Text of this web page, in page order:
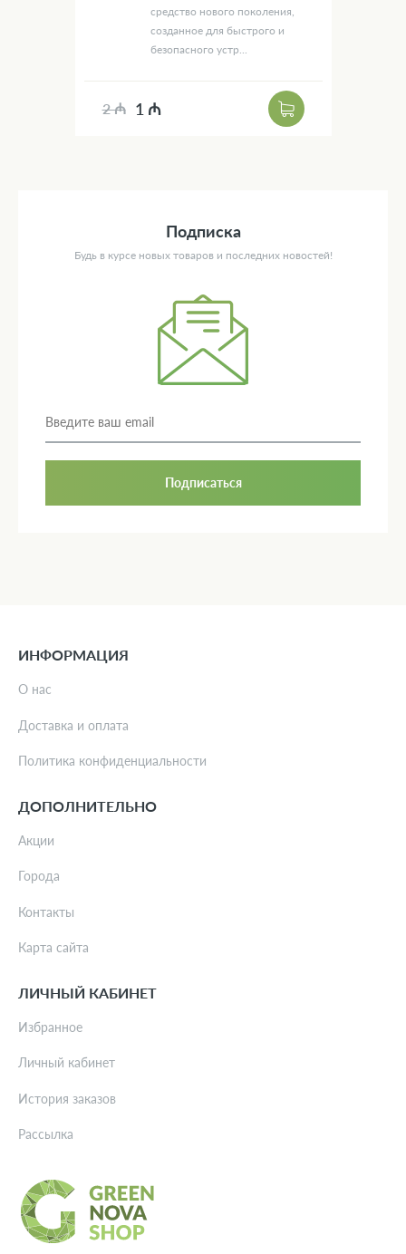
средство нового поколения,
созданное для быстрого и
безопасного устр...
2 ₼ 1 ₼
Подписка
Будь в курсе новых товаров и последних новостей!
Подписаться
ИНФОРМАЦИЯ
О нас
Доставка и оплата
Политика конфиденциальности
ДОПОЛНИТЕЛЬНО
Акции
Города
Контакты
Карта сайта
ЛИЧНЫЙ КАБИНЕТ
Избранное
Личный кабинет
История заказов
Рассылка